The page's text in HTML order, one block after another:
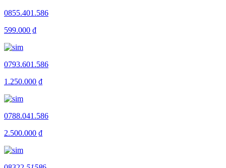
0855.401.586
599.000 ₫
0793.601.586
1.250.000 ₫
0788.041.586
2.500.000 ₫